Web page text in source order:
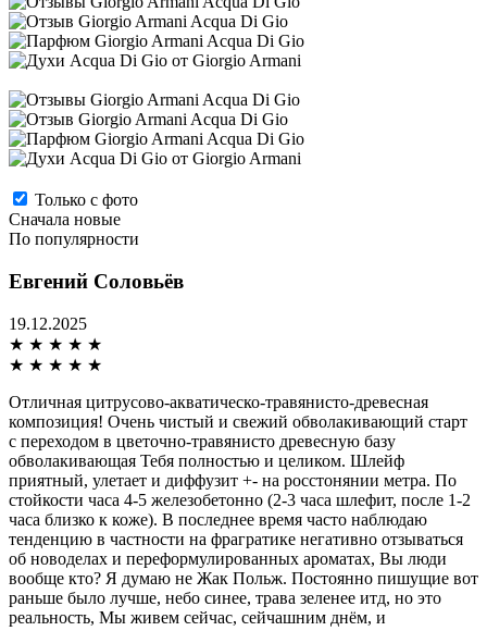
Только с фото
Сначала новые
По популярности
Евгений Соловьёв
19.12.2025
★ ★ ★ ★ ★
★ ★ ★ ★ ★
Отличная цитрусово-акватическо-травянисто-древесная
композиция! Очень чистый и свежий обволакивающий старт
с переходом в цветочно-травянисто древесную базу
обволакивающая Тебя полностью и целиком. Шлейф
приятный, улетает и диффузит +- на росстонянии метра. По
стойкости часа 4-5 железобетонно (2-3 часа шлефит, после 1-2
часа близко к коже). В последнее время часто наблюдаю
тенденцию в частности на фрагратике негативно отзываться
об новоделах и переформулированных ароматах, Вы люди
вообще кто? Я думаю не Жак Польж. Постоянно пишущие вот
раньше было лучше, небо синее, трава зеленее итд, но это
реальность, Мы живем сейчас, сейчашним днём, и